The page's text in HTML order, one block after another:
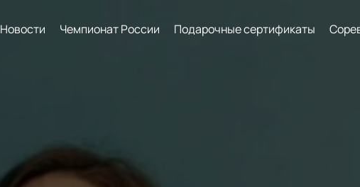
Новости Чемпионат России Подарочные сертификаты